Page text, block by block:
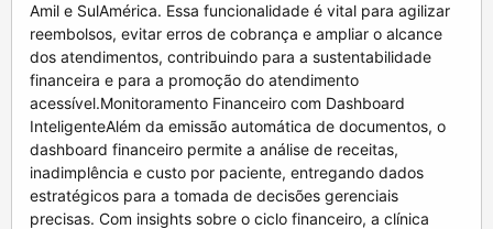
Amil e SulAmérica. Essa funcionalidade é vital para agilizar
reembolsos, evitar erros de cobrança e ampliar o alcance
dos atendimentos, contribuindo para a sustentabilidade
financeira e para a promoção do atendimento
acessível.Monitoramento Financeiro com Dashboard
InteligenteAlém da emissão automática de documentos, o
dashboard financeiro permite a análise de receitas,
inadimplência e custo por paciente, entregando dados
estratégicos para a tomada de decisões gerenciais
precisas. Com insights sobre o ciclo financeiro, a clínica